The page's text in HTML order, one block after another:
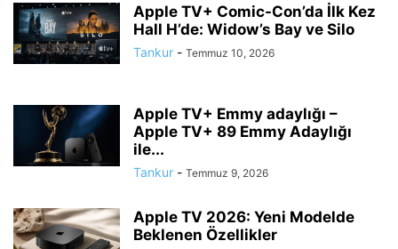
Apple TV+ Comic-Con’da İlk Kez
Hall H’de: Widow’s Bay ve Silo
Tankur - Temmuz 10, 2026
Apple TV+ Emmy adaylığı –
Apple TV+ 89 Emmy Adaylığı
ile...
Tankur - Temmuz 9, 2026
Apple TV 2026: Yeni Modelde
Beklenen Özellikler